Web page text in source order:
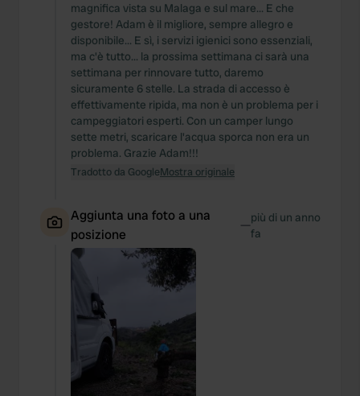
magnifica vista su Malaga e sul mare... E che
gestore! Adam è il migliore, sempre allegro e
disponibile... E sì, i servizi igienici sono essenziali,
ma c'è tutto... la prossima settimana ci sarà una
settimana per rinnovare tutto, daremo
sicuramente 6 stelle. La strada di accesso è
effettivamente ripida, ma non è un problema per i
campeggiatori esperti. Con un camper lungo
sette metri, scaricare l'acqua sporca non era un
problema. Grazie Adam!!!
Tradotto da GoogleMostra originale
Aggiunta una foto a una
posizione
—più di un anno
fa